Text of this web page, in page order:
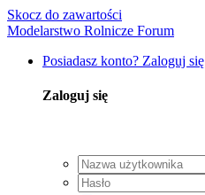
Skocz do zawartości
Modelarstwo Rolnicze Forum
Posiadasz konto? Zaloguj się
Zaloguj się